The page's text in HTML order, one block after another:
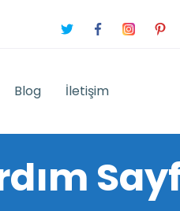
Blog İletişim